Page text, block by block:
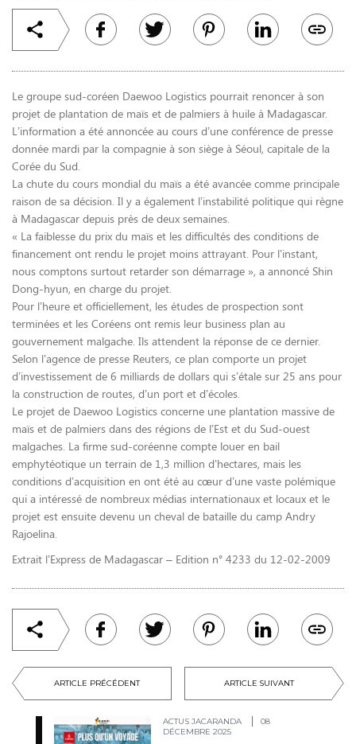
ARTICLE PRÉCÉDENT ARTICLE SUIVANT
ACTUS JACARANDA
08
DÉCEMBRE 2025
Le groupe sud-coréen Daewoo Logistics pourrait renoncer à son
projet de plantation de maïs et de palmiers à huile à Madagascar.
L’information a été annoncée au cours d’une conférence de presse
donnée mardi par la compagnie à son siège à Séoul, capitale de la
Corée du Sud.
La chute du cours mondial du maïs a été avancée comme principale
raison de sa décision. Il y a également l’instabilité politique qui règne
à Madagascar depuis près de deux semaines.
« La faiblesse du prix du maïs et les difficultés des conditions de
financement ont rendu le projet moins attrayant. Pour l’instant,
nous comptons surtout retarder son démarrage », a annoncé Shin
Dong-hyun, en charge du projet.
Pour l’heure et officiellement, les études de prospection sont
terminées et les Coréens ont remis leur business plan au
gouvernement malgache. Ils attendent la réponse de ce dernier.
Selon l’agence de presse Reuters, ce plan comporte un projet
d’investissement de 6 milliards de dollars qui s’étale sur 25 ans pour
la construction de routes, d’un port et d’écoles.
Le projet de Daewoo Logistics concerne une plantation massive de
maïs et de palmiers dans des régions de l’Est et du Sud-ouest
malgaches. La firme sud-coréenne compte louer en bail
emphytéotique un terrain de 1,3 million d’hectares, mais les
conditions d’acquisition en ont été au cœur d’une vaste polémique
qui a intéressé de nombreux médias internationaux et locaux et le
projet est ensuite devenu un cheval de bataille du camp Andry
Rajoelina.
Extrait l’Express de Madagascar – Edition n° 4233 du 12-02-2009